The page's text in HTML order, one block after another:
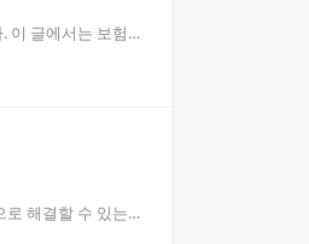
이 글에서는 보험소
해결할 수 있는